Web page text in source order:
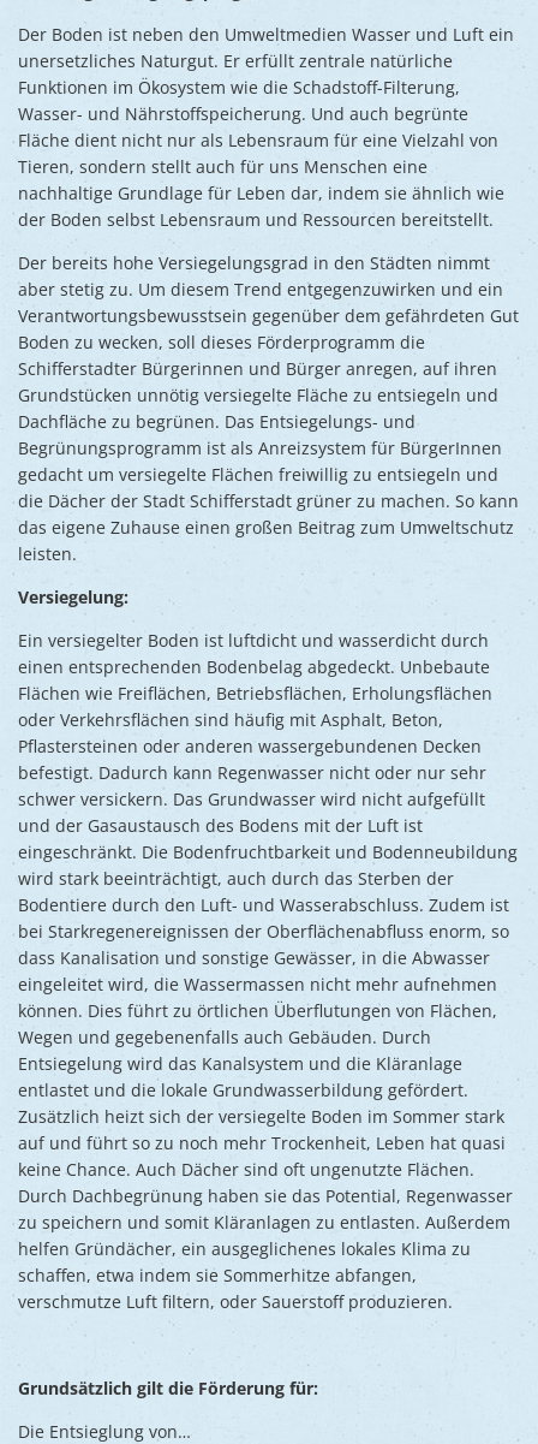
Ukraine
Ernst-
Bauen,
Der Boden ist neben den Umweltmedien Wasser und Luft ein
unersetzliches Naturgut. Er erfüllt zentrale natürliche
Funktionen im Ökosystem wie die Schadstoff-Filterung,
Wasser- und Nährstoffspeicherung. Und auch begrünte
Fläche dient nicht nur als Lebensraum für eine Vielzahl von
Tieren, sondern stellt auch für uns Menschen eine
nachhaltige Grundlage für Leben dar, indem sie ähnlich wie
der Boden selbst Lebensraum und Ressourcen bereitstellt.
Der bereits hohe Versiegelungsgrad in den Städten nimmt
aber stetig zu. Um diesem Trend entgegenzuwirken und ein
Verantwortungsbewusstsein gegenüber dem gefährdeten Gut
Boden zu wecken, soll dieses Förderprogramm die
Schifferstadter Bürgerinnen und Bürger anregen, auf ihren
Grundstücken unnötig versiegelte Fläche zu entsiegeln und
Dachfläche zu begrünen. Das Entsiegelungs- und
Begrünungsprogramm ist als Anreizsystem für BürgerInnen
gedacht um versiegelte Flächen freiwillig zu entsiegeln und
die Dächer der Stadt Schifferstadt grüner zu machen. So kann
das eigene Zuhause einen großen Beitrag zum Umweltschutz
leisten.
Versiegelung:
Ein versiegelter Boden ist luftdicht und wasserdicht durch
einen entsprechenden Bodenbelag abgedeckt. Unbebaute
Flächen wie Freiflächen, Betriebsflächen, Erholungsflächen
oder Verkehrsflächen sind häufig mit Asphalt, Beton,
Pflastersteinen oder anderen wassergebundenen Decken
befestigt. Dadurch kann Regenwasser nicht oder nur sehr
schwer versickern. Das Grundwasser wird nicht aufgefüllt
und der Gasaustausch des Bodens mit der Luft ist
eingeschränkt. Die Bodenfruchtbarkeit und Bodenneubildung
wird stark beeinträchtigt, auch durch das Sterben der
Bodentiere durch den Luft- und Wasserabschluss. Zudem ist
bei Starkregenereignissen der Oberflächenabfluss enorm, so
dass Kanalisation und sonstige Gewässer, in die Abwasser
eingeleitet wird, die Wassermassen nicht mehr aufnehmen
können. Dies führt zu örtlichen Überflutungen von Flächen,
Wegen und gegebenenfalls auch Gebäuden. Durch
Entsiegelung wird das Kanalsystem und die Kläranlage
entlastet und die lokale Grundwasserbildung gefördert.
Zusätzlich heizt sich der versiegelte Boden im Sommer stark
auf und führt so zu noch mehr Trockenheit, Leben hat quasi
keine Chance. Auch Dächer sind oft ungenutzte Flächen.
Durch Dachbegrünung haben sie das Potential, Regenwasser
zu speichern und somit Kläranlagen zu entlasten. Außerdem
helfen Gründächer, ein ausgeglichenes lokales Klima zu
schaffen, etwa indem sie Sommerhitze abfangen,
verschmutze Luft filtern, oder Sauerstoff produzieren.
Grundsätzlich gilt die Förderung für:
Die Entsieglung von…